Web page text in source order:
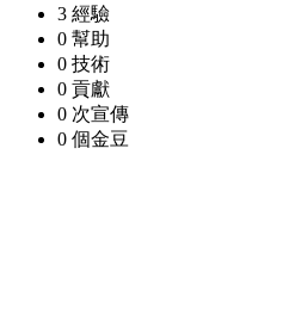
3 經驗
0 幫助
0 技術
0 貢獻
0 次宣傳
0 個金豆